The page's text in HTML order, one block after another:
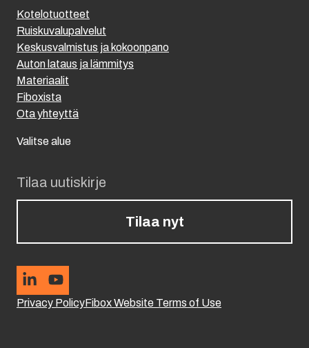
Tilaa uutiskirje
Tilaa nyt
Privacy PolicyFibox Website Terms of Use
Kotelotuotteet
Ruiskuvalupalvelut
Keskusvalmistus ja kokoonpano
Auton lataus ja lämmitys
Materiaalit
Fiboxista
Ota yhteyttä
Valitse alue